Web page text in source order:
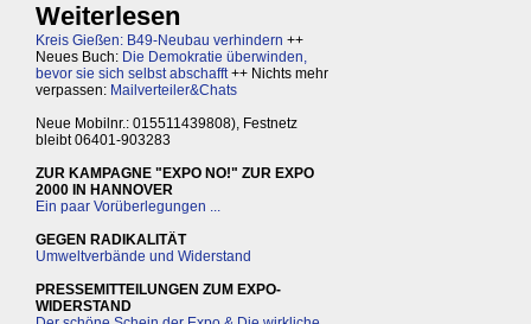
Weiterlesen
Kreis Gießen: B49-Neubau verhindern ++
Neues Buch: Die Demokratie überwinden,
bevor sie sich selbst abschafft++ Nichts mehr
verpassen: Mailverteiler&Chats
Neue Mobilnr.: 015511439808), Festnetz
bleibt 06401-903283
ZUR KAMPAGNE "EXPO NO!" ZUR EXPO
2000 IN HANNOVER
Ein paar Vorüberlegungen ...
GEGEN RADIKALITÄT
Umweltverbände und Widerstand
PRESSEMITTEILUNGEN ZUM EXPO-
WIDERSTAND